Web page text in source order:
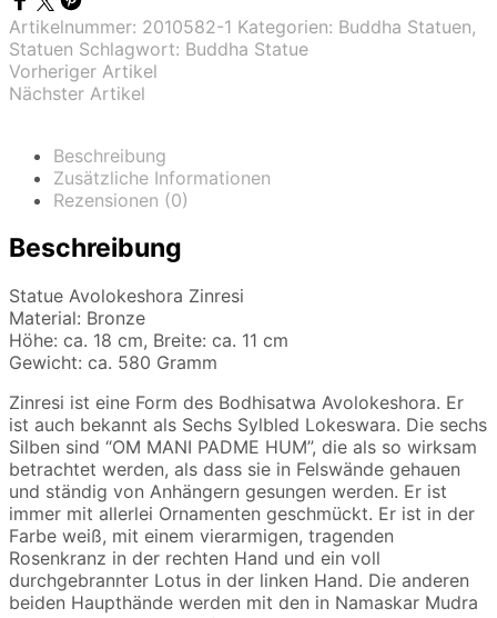
Artikelnummer: 2010582-1 Kategorien: Buddha Statuen,
Statuen Schlagwort: Buddha Statue
Vorheriger Artikel
Nächster Artikel
Beschreibung
Zusätzliche Informationen
Rezensionen (0)
Beschreibung
Statue Avolokeshora Zinresi
Material: Bronze
Höhe: ca. 18 cm, Breite: ca. 11 cm
Gewicht: ca. 580 Gramm
Zinresi ist eine Form des Bodhisatwa Avolokeshora. Er
ist auch bekannt als Sechs Sylbled Lokeswara. Die sechs
Silben sind “OM MANI PADME HUM”, die als so wirksam
betrachtet werden, als dass sie in Felswände gehauen
und ständig von Anhängern gesungen werden. Er ist
immer mit allerlei Ornamenten geschmückt. Er ist in der
Farbe weiß, mit einem vierarmigen, tragenden
Rosenkranz in der rechten Hand und ein voll
durchgebrannter Lotus in der linken Hand. Die anderen
beiden Haupthände werden mit den in Namaskar Mudra